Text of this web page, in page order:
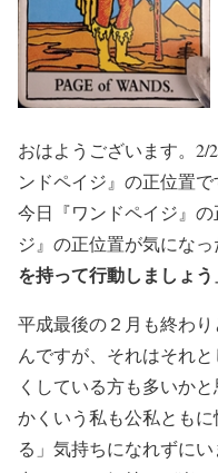
おはようございます。2/
ンドペイジ』の正位置で
今日『ワンドペイジ』
ジ』の正位置が気にな
を持って行動しましょう
平成最後の２月も終わ
んですが、それはそれ
くしている方も多いかと
かくいう私も公私とも
る」気持ちになれずに